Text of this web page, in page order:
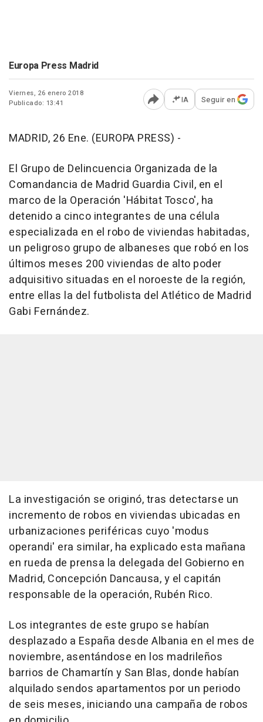
Europa Press Madrid
Viernes, 26 enero 2018
Publicado: 13:41
Abrir opciones para
IA Seguir en
MADRID, 26 Ene. (EUROPA PRESS) -
El Grupo de Delincuencia Organizada de la
Comandancia de Madrid Guardia Civil, en el
marco de la Operación 'Hábitat Tosco', ha
detenido a cinco integrantes de una célula
especializada en el robo de viviendas habitadas,
un peligroso grupo de albaneses que robó en los
últimos meses 200 viviendas de alto poder
adquisitivo situadas en el noroeste de la región,
entre ellas la del futbolista del Atlético de Madrid
Gabi Fernández.
La investigación se originó, tras detectarse un
incremento de robos en viviendas ubicadas en
urbanizaciones periféricas cuyo 'modus
operandi' era similar, ha explicado esta mañana
en rueda de prensa la delegada del Gobierno en
Madrid, Concepción Dancausa, y el capitán
responsable de la operación, Rubén Rico.
Los integrantes de este grupo se habían
desplazado a España desde Albania en el mes de
noviembre, asentándose en los madrileños
barrios de Chamartín y San Blas, donde habían
alquilado sendos apartamentos por un periodo
de seis meses, iniciando una campaña de robos